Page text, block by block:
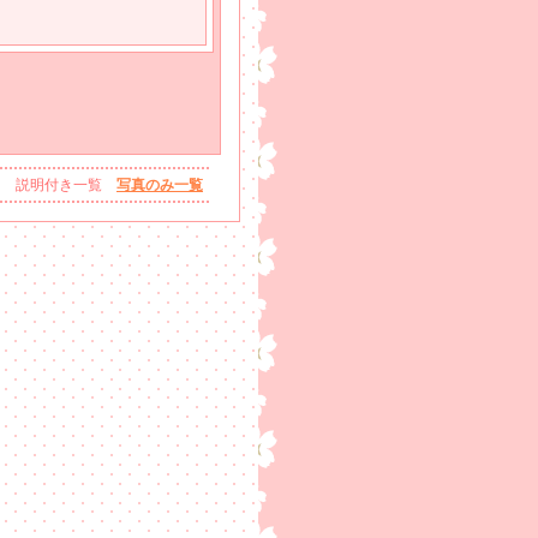
説明付き一覧 写真のみ一覧